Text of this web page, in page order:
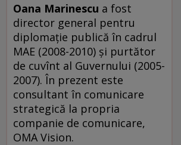
Oana Marinescu a fost
director general pentru
diplomație publică în cadrul
MAE (2008-2010) și purtător
de cuvînt al Guvernului (2005-
2007). În prezent este
consultant în comunicare
strategică la propria
companie de comunicare,
OMA Vision.